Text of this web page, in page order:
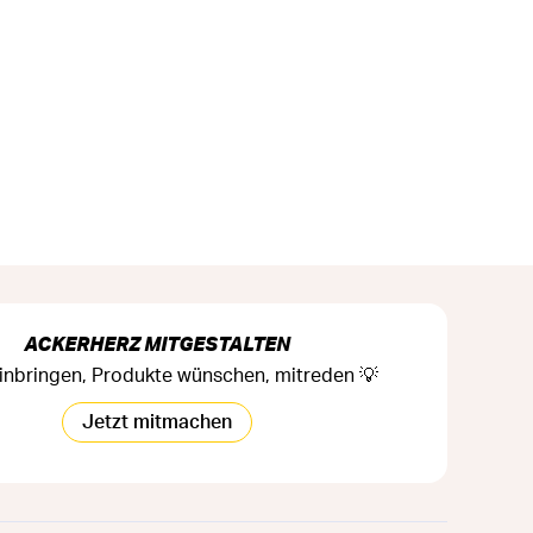
ACKERHERZ MITGESTALTEN
Produkte wünschen, mitreden 💡
Jetzt mitmachen